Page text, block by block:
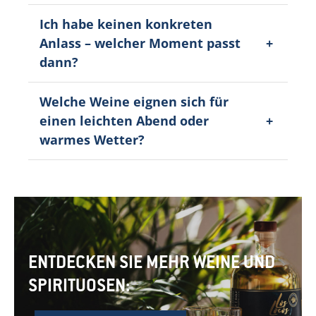
Ich habe keinen konkreten
Anlass – welcher Moment passt
dann?
Welche Weine eignen sich für
einen leichten Abend oder
warmes Wetter?
ENTDECKEN SIE MEHR WEINE UND
SPIRITUOSEN: